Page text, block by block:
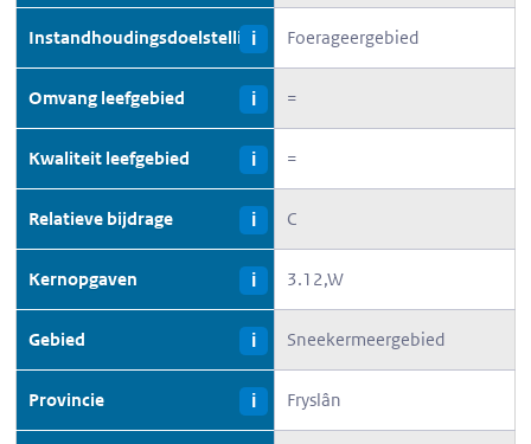
Instandhoudingsdoelstellingi Foerageergebied
Omvang leefgebied i =
Kwaliteit leefgebied i =
Relatieve bijdrage i C
Kernopgaven i 3.12,W
Gebied i Sneekermeergebied
Provincie i Fryslân